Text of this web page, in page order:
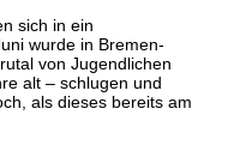
sich in ein
wurde in Bremen-
von Jugendlichen
alt – schlugen und
als dieses bereits am